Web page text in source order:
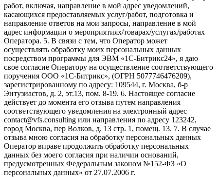
работ, включая, направление в мой адрес уведомлений,
касающихся предоставляемых услуг/работ, подготовка и
направление ответов на мои запросы, направление в мой
адрес информации о мероприятиях/товарах/услугах/работах
Оператора. 5. В связи с тем, что Оператор может
осуществлять обработку моих персональных данных
посредством программы для ЭВМ «1С-Битрикс24», я даю
свое согласие Оператору на осуществление соответствующего
поручения ООО «1С-Битрикс», (ОГРН 5077746476209),
зарегистрированному по адресу: 109544, г. Москва, б-р
Энтузиастов, д. 2, эт.13, пом. 8-19. 6. Настоящее согласие
действует до момента его отзыва путем направления
соответствующего уведомления на электронный адрес
contact@vfs.consulting или направления по адресу 123242,
город Москва, пер Волков, д. 13 стр. 1, помещ. 13. 7. В случае
отзыва мною согласия на обработку персональных данных
Оператор вправе продолжить обработку персональных
данных без моего согласия при наличии оснований,
предусмотренных Федеральным законом №152-ФЗ «О
персональных данных» от 27.07.2006 г.